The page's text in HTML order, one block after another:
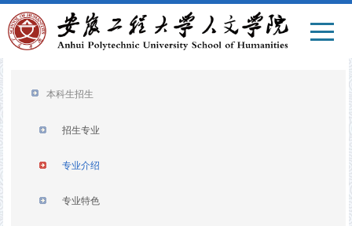
本科生招生
招生专业
专业介绍
专业特色